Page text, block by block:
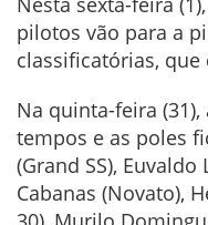
pilotos vão para a
classificatórias,
Na quinta-feira
tempos e as poles
(Grand SS), Euvaldo
Cabanas (Novato),